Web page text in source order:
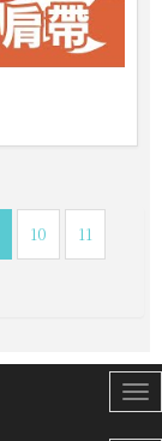
10 11